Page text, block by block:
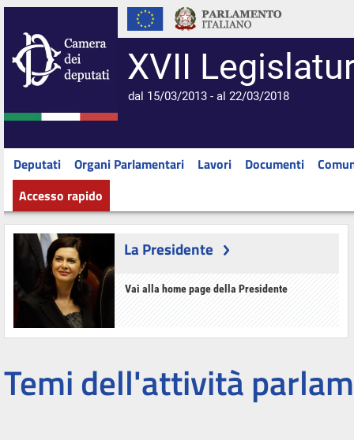
XVII
dal 15/03/2013 - al 22/03/2018
Deputati Organi Parlamentari Lavori Documenti
Accesso rapido
La Presidente
Vai alla home page della Presidente
Temi dell'attività